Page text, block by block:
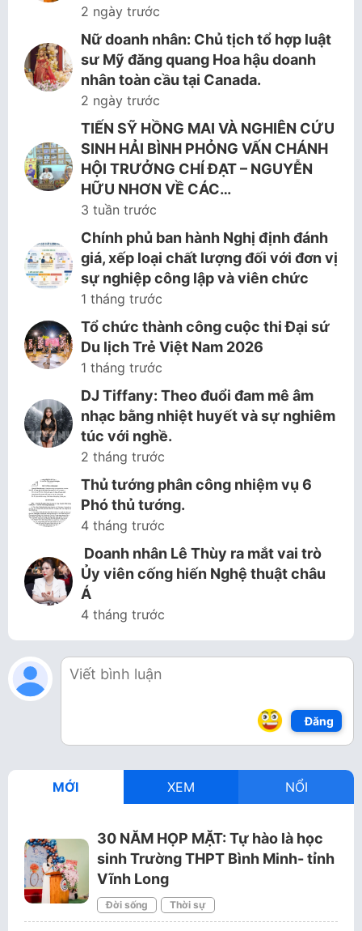
2 ngày trước
Nữ doanh nhân: Chủ tịch tổ hợp luật
sư Mỹ đăng quang Hoa hậu doanh
nhân toàn cầu tại Canada.
2 ngày trước
TIẾN SỸ HỒNG MAI VÀ NGHIÊN CỨU
SINH HẢI BÌNH PHỎNG VẤN CHÁNH
HỘI TRƯỞNG CHÍ ĐẠT – NGUYỄN
HỮU NHƠN VỀ CÁC…
3 tuần trước
Chính phủ ban hành Nghị định đánh
giá, xếp loại chất lượng đối với đơn vị
sự nghiệp công lập và viên chức
1 tháng trước
Tổ chức thành công cuộc thi Đại sứ
Du lịch Trẻ Việt Nam 2026
1 tháng trước
DJ Tiffany: Theo đuổi đam mê âm
nhạc bằng nhiệt huyết và sự nghiêm
túc với nghề.
2 tháng trước
Thủ tướng phân công nhiệm vụ 6
Phó thủ tướng.
4 tháng trước
Doanh nhân Lê Thùy ra mắt vai trò
Ủy viên cống hiến Nghệ thuật châu
Á
4 tháng trước
Đăng
MỚI XEM NỔI
30 NĂM HỌP MẶT: Tự hào là học
sinh Trường THPT Bình Minh- tỉnh
Vĩnh Long
Đời sống Thời sự